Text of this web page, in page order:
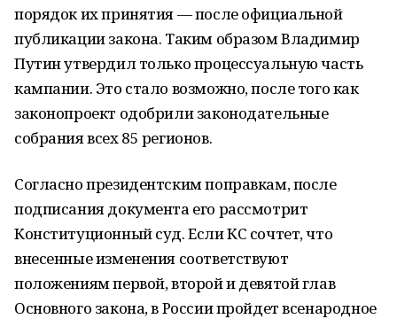
порядок их принятия — после официальной
публикации закона. Таким образом Владимир
Путин утвердил только процессуальную часть
кампании. Это стало возможно, после того как
законопроект одобрили законодательные
собрания всех 85 регионов.
Согласно президентским поправкам, после
подписания документа его рассмотрит
Конституционный суд. Если КС сочтет, что
внесенные изменения соответствуют
положениям первой, второй и девятой глав
Основного закона, в России пройдет всенародное